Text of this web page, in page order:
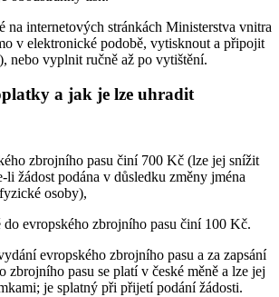
na internetových stránkách Ministerstva vnitra
v elektronické podobě, vytisknout a připojit
nebo vyplnit ručně až po vytištění.
a jak je lze uhradit
zbrojního pasu činí 700 Kč (lze jej snížit
li žádost podána v důsledku změny jména
osoby),
do evropského zbrojního pasu činí 100 Kč.
evropského zbrojního pasu a za zapsání
zbrojního pasu se platí v české měně a lze jej
je splatný při přijetí podání žádosti.